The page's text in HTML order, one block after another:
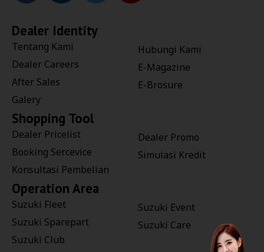
Dealer Identity
Tentang Kami
Dealer Careers
After Sales
Galery
Hubungi Kami
E-Magazine
E-Brosure
Shopping Tool
Dealer Pricelist
Booking Sercevice
Konsultasi Pembelian
Dealer Promo
Simulasi Kredit
Operation Area
Suzuki Fleet
Suzuki Sparepart
Suzuki Club
Suzuki Event
Suzuki Care